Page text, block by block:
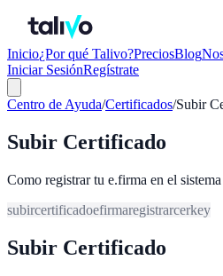
Inicio¿Por qué Talivo?PreciosBlog
Iniciar SesiónRegístrate
Centro de Ayuda/Certificados/Subir
Subir Certificado
Como registrar tu e.firma en el sistema
subircertificadoefirmaregistrarcerkey
Subir Certificado